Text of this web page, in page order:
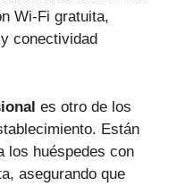
Wi-Fi gratuita,
conectividad
es otro de los
Están
los huéspedes con
asegurando que